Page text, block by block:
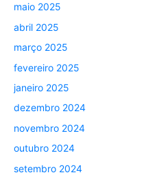
maio 2025
abril 2025
março 2025
fevereiro 2025
janeiro 2025
dezembro 2024
novembro 2024
outubro 2024
setembro 2024